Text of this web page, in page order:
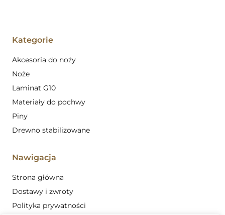
Kategorie
Akcesoria do noży
Noże
Laminat G10
Materiały do pochwy
Piny
Drewno stabilizowane
Nawigacja
Strona główna
Dostawy i zwroty
Polityka prywatności